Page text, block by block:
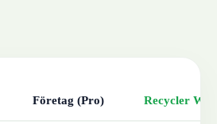
Företag (Pro) Recycler